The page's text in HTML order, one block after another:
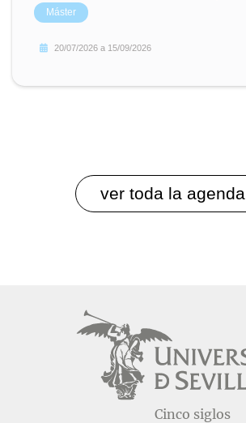
Máster
20/07/2026 a 15/09/2026
ver toda la agenda
Cinco siglos